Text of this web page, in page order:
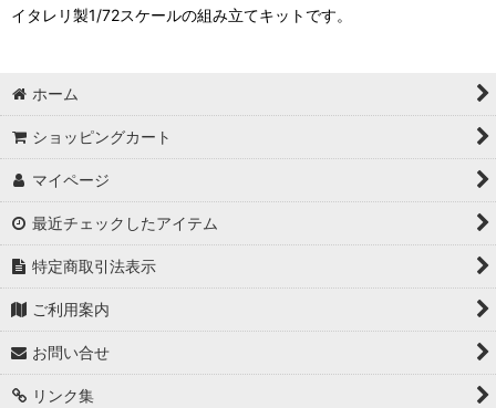
イタレリ製1/72スケールの組み立てキットです。
ホーム
ショッピングカート
マイページ
最近チェックしたアイテム
特定商取引法表示
ご利用案内
お問い合せ
リンク集